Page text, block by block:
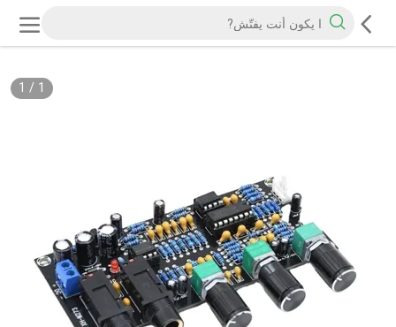
1
/
1